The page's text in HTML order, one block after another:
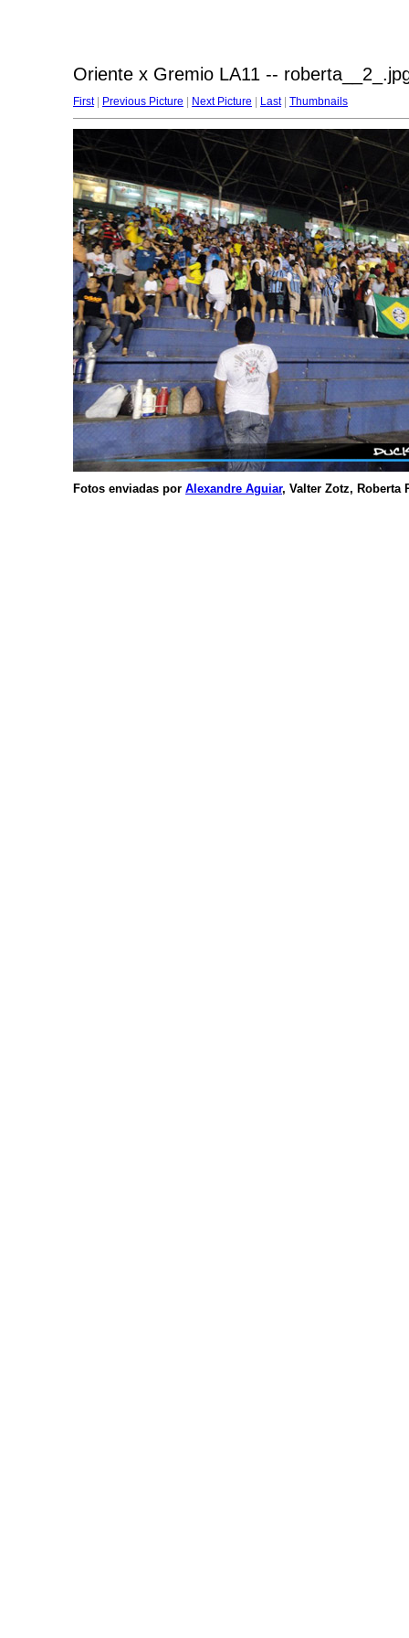
Oriente x Gremio LA11 --
First| Previous Picture Next Picture Last| Thumbnails
Fotos enviadas por Alexandre Aguiar, Valter Zotz, Roberta